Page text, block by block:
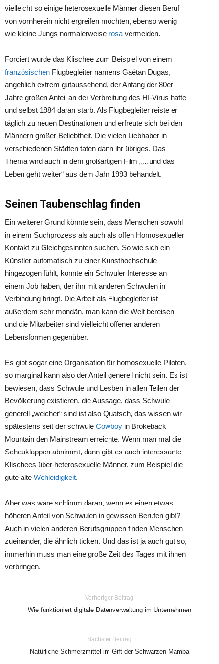
vielleicht so einige heterosexuelle Männer diesen Beruf
von vornherein nicht ergreifen möchten, ebenso wenig
wie kleine Jungs normalerweise rosa vermeiden.
Forciert wurde das Klischee zum Beispiel von einem
französischen Flugbegleiter namens Gaëtan Dugas,
angeblich extrem gutaussehend, der Anfang der 80er
Jahre großen Anteil an der Verbreitung des HI-Virus hatte
und selbst 1984 daran starb. Als Flugbegleiter reiste er
täglich zu neuen Destinationen und erfreute sich bei den
Männern großer Beliebtheit. Die vielen Liebhaber in
verschiedenen Städten taten dann ihr übriges. Das
Thema wird auch in dem großartigen Film „…und das
Leben geht weiter“ aus dem Jahr 1993 behandelt.
Seinen Taubenschlag finden
Ein weiterer Grund könnte sein, dass Menschen sowohl
in einem Suchprozess als auch als offen Homosexueller
Kontakt zu Gleichgesinnten suchen. So wie sich ein
Künstler automatisch zu einer Kunsthochschule
hingezogen fühlt, könnte ein Schwuler Interesse an
einem Job haben, der ihn mit anderen Schwulen in
Verbindung bringt. Die Arbeit als Flugbegleiter ist
außerdem sehr mondän, man kann die Welt bereisen
und die Mitarbeiter sind vielleicht offener anderen
Lebensformen gegenüber.
Es gibt sogar eine Organisation für homosexuelle Piloten,
so marginal kann also der Anteil generell nicht sein. Es ist
bewiesen, dass Schwule und Lesben in allen Teilen der
Bevölkerung existieren, die Aussage, dass Schwule
generell „weicher“ sind ist also Quatsch, das wissen wir
spätestens seit der schwule Cowboy in Brokeback
Mountain den Mainstream erreichte. Wenn man mal die
Scheuklappen abnimmt, dann gibt es auch interessante
Klischees über heterosexuelle Männer, zum Beispiel die
gute alte Wehleidigkeit.
Aber was wäre schlimm daran, wenn es einen etwas
höheren Anteil von Schwulen in gewissen Berufen gibt?
Auch in vielen anderen Berufsgruppen finden Menschen
zueinander, die ähnlich ticken. Und das ist ja auch gut so,
immerhin muss man eine große Zeit des Tages mit ihnen
verbringen.
Vorheriger Beitrag
Wie funktioniert digitale Datenverwaltung im Unternehmen
Nächster Beitrag
Natürliche Schmerzmittel im Gift der Schwarzen Mamba